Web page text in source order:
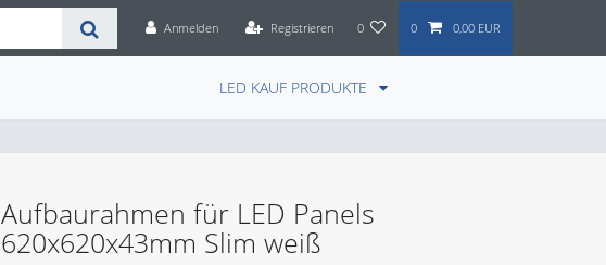
Anmelden Registrieren 0 0 0,00 EUR
LED KAUF PRODUKTE
Aufbaurahmen für LED Panels
620x620x43mm Slim weiß